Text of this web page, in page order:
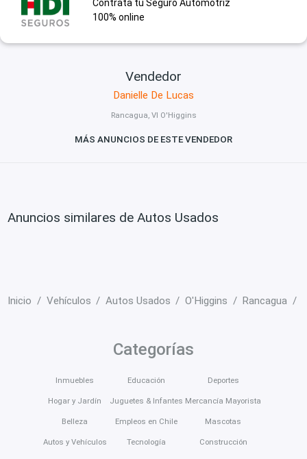
Contrata tu Seguro Automotriz
100% online
Vendedor
Danielle De Lucas
Rancagua, VI O'Higgins
MÁS ANUNCIOS DE ESTE VENDEDOR
Anuncios similares de Autos Usados
Inicio Vehículos Autos Usados O'Higgins Rancagua
Categorías
Inmuebles
Hogar y Jardín
Belleza
Autos y Vehículos
Educación
Juguetes & Infantes
Empleos en Chile
Tecnología
Deportes
Mercancía Mayorista
Mascotas
Construcción